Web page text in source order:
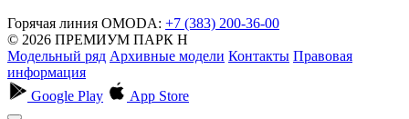
Горячая линия OMODA: +7 (383) 200-36-00
© 2026 ПРЕМИУМ ПАРК Н
Модельный ряд Архивные модели Контакты Правовая
информация
Google Play
App Store